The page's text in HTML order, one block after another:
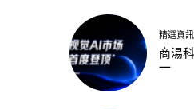
精選資訊
商湯
一